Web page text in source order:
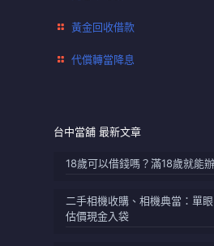
黃金回收借款
代償轉當降息
台中當舖 最新文章
18歲可以借錢嗎？滿18歲就能
二手相機收購、相機典當：單
估價現金入袋